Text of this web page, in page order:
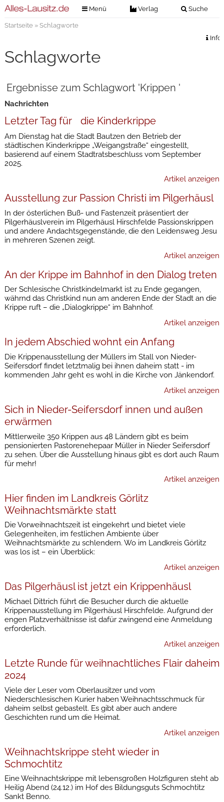
Menü Verlag Suche
Verlag
Kontakt
Anzeigenannahme
Digitale Ausgaben
Startseite» Schlagworte
Info
Schlagworte
Ergebnisse zum Schlagwort 'Krippen '
Nachrichten
Letzter Tag für die Kinderkrippe
Am Dienstag hat die Stadt Bautzen den Betrieb der
städtischen Kinderkrippe „Weigangstraße“ eingestellt,
basierend auf einem Stadtratsbeschluss vom September
2025.
Artikel anzeigen
Ausstellung zur Passion Christi im Pilgerhäusl
In der österlichen Buß- und Fastenzeit präsentiert der
Pilgerhäuslverein im Pilgerhäusl Hirschfelde Passionskrippen
und andere Andachtsgegenstände, die den Leidensweg Jesu
in mehreren Szenen zeigt.
Artikel anzeigen
An der Krippe im Bahnhof in den Dialog treten
Der Schlesische Christkindelmarkt ist zu Ende gegangen,
währnd das Christkind nun am anderen Ende der Stadt an die
Krippe ruft – die „Dialogkrippe“ im Bahnhof.
Artikel anzeigen
In jedem Abschied wohnt ein Anfang
Die Krippenausstellung der Müllers im Stall von Nieder-
Seifersdorf findet letztmalig bei ihnen daheim statt - im
kommenden Jahr geht es wohl in die Kirche von Jänkendorf.
Artikel anzeigen
Sich in Nieder-Seifersdorf innen und außen
erwärmen
Mittlerweile 350 Krippen aus 48 Ländern gibt es beim
pensionierten Pastorenehepaar Müller in Nieder Seifersdorf
zu sehen. Über die Ausstellung hinaus gibt es dort auch Raum
für mehr!
Artikel anzeigen
Hier finden im Landkreis Görlitz
Weihnachtsmärkte statt
Die Vorweihnachtszeit ist eingekehrt und bietet viele
Gelegenheiten, im festlichen Ambiente über
Weihnachtsmärkte zu schlendern. Wo im Landkreis Görlitz
was los ist – ein Überblick:
Artikel anzeigen
Das Pilgerhäusl ist jetzt ein Krippenhäusl
Michael Dittrich führt die Besucher durch die aktuelle
Krippenausstellung im Pilgerhäusl Hirschfelde. Aufgrund der
engen Platzverhältnisse ist dafür zwingend eine Anmeldung
erforderlich.
Artikel anzeigen
Letzte Runde für weihnachtliches Flair daheim
2024
Viele der Leser vom Oberlausitzer und vom
Niederschlesischen Kurier haben Weihnachtsschmuck für
daheim selbst gebastelt. Es gibt aber auch andere
Geschichten rund um die Heimat.
Artikel anzeigen
Weihnachtskrippe steht wieder in
Schmochtitz
Eine Weihnachtskrippe mit lebensgroßen Holzfiguren steht ab
Heilig Abend (24.12.) im Hof des Bildungsguts Schmochtitz
Sankt Benno.